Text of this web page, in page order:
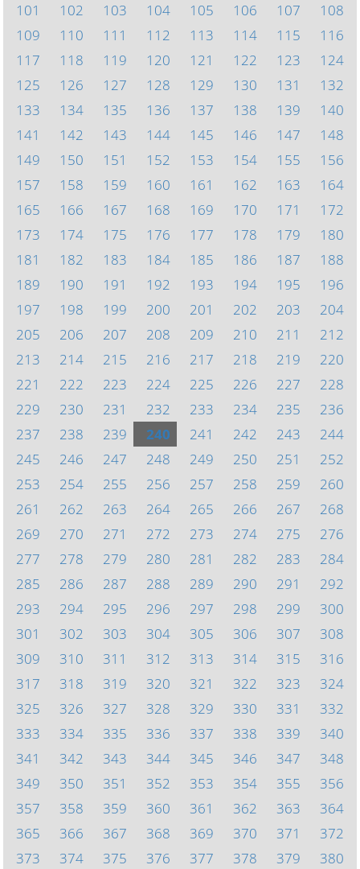
101
102 103 104 105 106 107
108
109
110 111 112 113 114 115
116
117
118 119 120 121 122 123
124
125
126 127 128 129 130 131
132
133
134 135 136 137 138 139
140
141
142 143 144 145 146 147
148
149
150 151 152 153 154 155
156
157
158 159 160 161 162 163
164
165
166 167 168 169 170 171
172
173
174 175 176 177 178 179
180
181
182 183 184 185 186 187
188
189
190 191 192 193 194 195
196
197
198 199 200 201 202 203
204
205
206 207 208 209 210 211
212
213
214 215 216 217 218 219
220
221
222 223 224 225 226 227
228
229
230 231 232 233 234 235
236
237
238 239 240 241 242 243
244
245
246 247 248 249 250 251
252
253
254 255 256 257 258 259
260
261
262 263 264 265 266 267
268
269
270 271 272 273 274 275
276
277
278 279 280 281 282 283
284
285
286 287 288 289 290 291
292
293
294 295 296 297 298 299
300
301
302 303 304 305 306 307
308
309
310 311 312 313 314 315
316
317
318 319 320 321 322 323
324
325
326 327 328 329 330 331
332
333
334 335 336 337 338 339
340
341
342 343 344 345 346 347
348
349
350 351 352 353 354 355
356
357
358 359 360 361 362 363
364
365
366 367 368 369 370 371
372
373
374 375 376 377 378 379 380